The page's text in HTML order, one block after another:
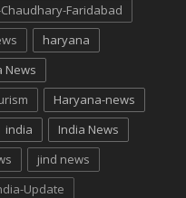
Faridabad
haryana
News
Haryana-news
india
India News
jind news
Update